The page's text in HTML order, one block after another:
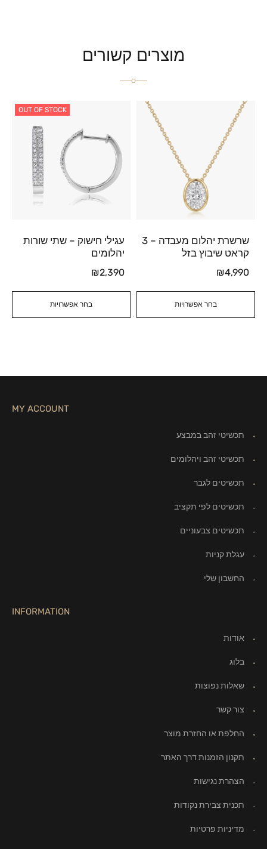
מוצרים קשורים
בחר אפשרויות
שרשרת יהלום מעבדה – 3
קראט שיבוץ בזל
₪4,990
OUT OF STOCK
בחר אפשרויות
עגילי חישוק – שתי שורות
יהלומים
₪2,390
MY ACCOUNT
תכשיטי זהב במבצע
תכשיטי זהב ויהלומים
תכשיטים לגבר
תכשיטים לפי תקציב
תכשיטים צבעוניים
עגלת קניות
החשבון שלי
INFORMATION
אודות
בלוג
שאלות נפוצות
צור קשר
החלפת או החזרת מוצר
תקנון הזמנות דרך האתר
הצהרת נגישות
תכנית צבירת נקודות
מדיניות פרטיות